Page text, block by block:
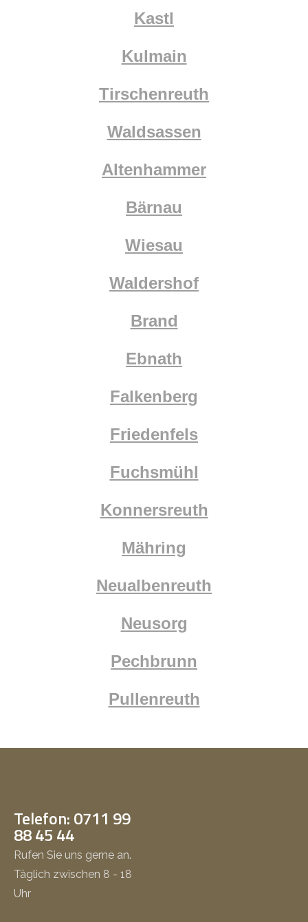
Kastl
Kulmain
Tirschenreuth
Waldsassen
Altenhammer
Bärnau
Wiesau
Waldershof
Brand
Ebnath
Falkenberg
Friedenfels
Fuchsmühl
Konnersreuth
Mähring
Neualbenreuth
Neusorg
Pechbrunn
Pullenreuth
Telefon: 0711 99
88 45 44
Rufen Sie uns gerne an.
Täglich zwischen 8 - 18
Uhr